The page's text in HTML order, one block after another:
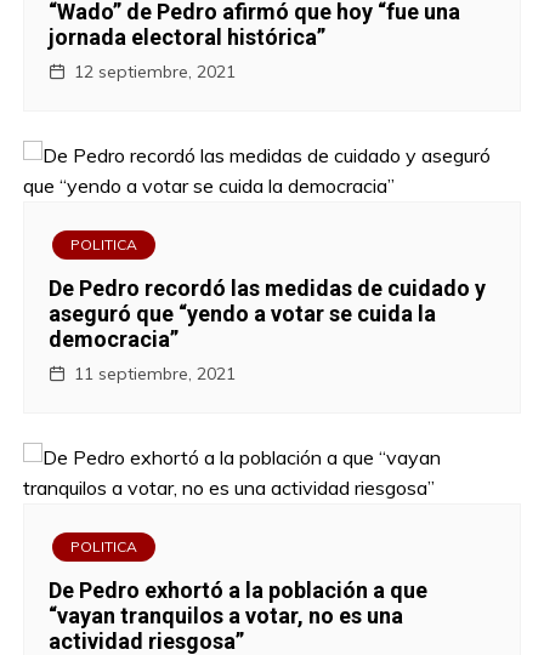
“Wado” de Pedro afirmó que hoy “fue una
jornada electoral histórica”
12 septiembre, 2021
POLITICA
De Pedro recordó las medidas de cuidado y
aseguró que “yendo a votar se cuida la
democracia”
11 septiembre, 2021
POLITICA
De Pedro exhortó a la población a que
“vayan tranquilos a votar, no es una
actividad riesgosa”